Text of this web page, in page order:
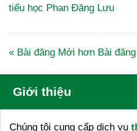
tiểu học Phan Đăng Lưu
« Bài đăng Mới hơn Bài
Giới thiệu
Chúng tôi cung cấp dịch vụ